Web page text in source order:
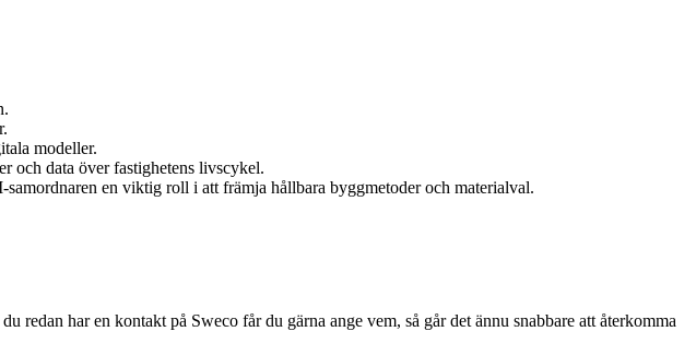
modeller.
och data över fastighetens livscykel.
en viktig roll i att främja hållbara byggmetoder och materialval.
har en kontakt på Sweco får du gärna ange vem, så går det ännu snabbare att återkomma